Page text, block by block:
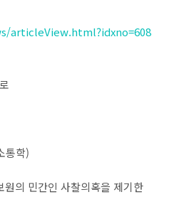
articleView.html?idxno=608
통학)
의 민간인 사찰의혹을 제기한